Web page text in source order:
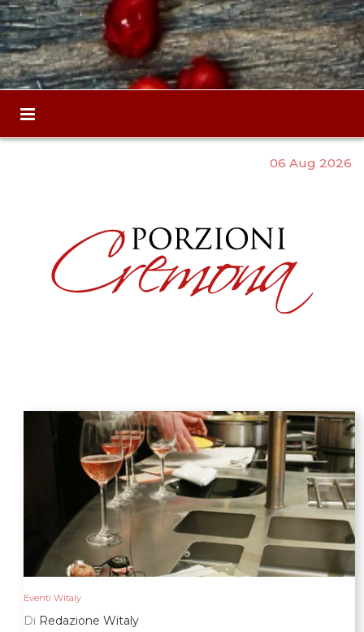
06 Aug 2026
Eventi Witaly
Di Redazione Witaly